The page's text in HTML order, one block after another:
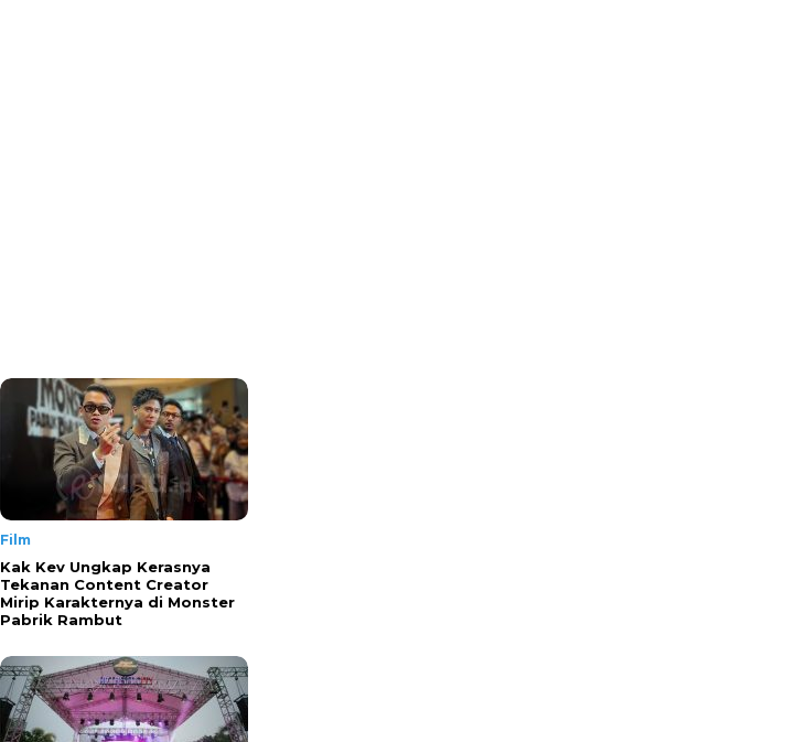
Film
Kak Kev Ungkap Kerasnya
Tekanan Content Creator
Mirip Karakternya di Monster
Pabrik Rambut